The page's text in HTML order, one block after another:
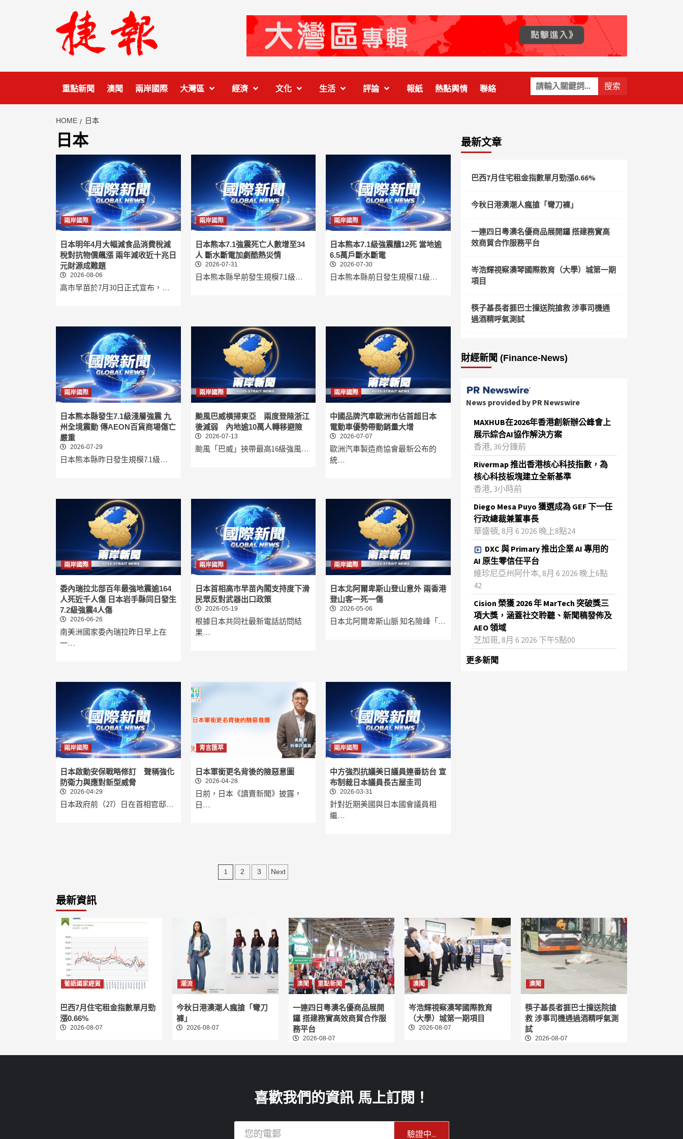
關
鍵
字:
重點新聞 澳聞 兩岸國際 大灣區 經濟 文化 生活 評論 報紙 熱點輿情 聯絡
HOME 日本
日本
兩岸國際
日本明年4月大幅減食品消費稅減
稅對抗物價飆漲 兩年減收近十兆日
元財源成難題
2026-08-06
高市早苗於7月30日正式宣布，…
兩岸國際
日本熊本7.1強震死亡人數增至34
人 斷水斷電加劇酷熱災情
2026-07-31
日本熊本縣早前發生規模7.1級…
兩岸國際
日本熊本7.1級強震釀12死 當地逾
6.5萬戶斷水斷電
2026-07-30
日本熊本縣前日發生規模7.1級…
兩岸國際
日本熊本縣發生7.1級淺層強震 九
州全境震動 傳AEON百貨商場傷亡
嚴重
2026-07-29
日本熊本縣昨日發生規模7.1級…
兩岸國際
颱風巴威橫掃東亞 兩度登陸浙江
後減弱 內地逾10萬人轉移避險
2026-07-13
颱風「巴威」挾帶最高16級強風…
兩岸國際
中國品牌汽車歐洲市佔首超日本
電動車優勢帶動銷量大增
2026-07-07
歐洲汽車製造商協會最新公布的
統…
兩岸國際
委內瑞拉北部百年最強地震逾164
人死近千人傷 日本岩手縣同日發生
7.2級強震4人傷
2026-06-26
南美洲國家委內瑞拉昨日早上在
一…
兩岸國際
日本首相高市早苗內閣支持度下滑
民眾反對武器出口政策
2026-05-19
根據日本共同社最新電話訪問結
果…
兩岸國際
日本北阿爾卑斯山登山意外 兩香港
登山客一死一傷
2026-05-06
日本北阿爾卑斯山脈 知名險峰「…
兩岸國際
日本啟動安保戰略修訂 聲稱強化
防衛力與應對新型威脅
2026-04-29
日本政府前（27）日在首相官邸…
青言匯萃
日本軍銜更名背後的險惡意圖
2026-04-28
日前，日本《讀賣新聞》披露，
日…
兩岸國際
中方強烈抗議美日議員連番訪台 宣
布制裁日本議員長古屋圭司
2026-03-31
針對近期美國與日本國會議員相
繼…
文
1 2 3 Next
最新文章
巴西7月住宅租金指數單月勁漲0.66%
今秋日港澳潮人瘋搶「彎刀褲」
一連四日粵澳名優商品展開鑼 搭建務實高
效商貿合作服務平台
岑浩輝視察澳琴國際教育（大學）城第一期
項目
筷子基長者捱巴士撞送院搶救 涉事司機通
過酒精呼氣測試
財經新聞 (Finance-News)
News provided by PR Newswire
MAXHUB在2026年香港創新辦公峰會上
展示綜合AI協作解決方案
香港, 36分鐘前
Rivermap 推出香港核心科技指數，為
核心科技板塊建立全新基準
香港, 3小時前
Diego Mesa Puyo 獲選成為 GEF 下一任
行政總裁兼董事長
華盛頓, 8月 6 2026 晚上8點24
DXC 與 Primary 推出企業 AI 專用的
AI 原生零信任平台
維珍尼亞州阿什本, 8月 6 2026 晚上6點
42
Cision 榮獲 2026 年 MarTech 突破獎三
項大獎，涵蓋社交聆聽、新聞稿發佈及
AEO 領域
芝加哥, 8月 6 2026 下午5點00
更多新聞
最新資訊
葡語國家經貿
巴西7月住宅租金指數單月勁
漲0.66%
2026-08-07
潮流
今秋日港澳潮人瘋搶「彎刀
褲」
2026-08-07
澳聞 重點新聞
一連四日粵澳名優商品展開
鑼 搭建務實高效商貿合作服
務平台
2026-08-07
澳聞
岑浩輝視察澳琴國際教育
（大學）城第一期項目
2026-08-07
澳聞
筷子基長者捱巴士撞送院搶
救 涉事司機通過酒精呼氣測
試
2026-08-07
喜歡我們的資訊 馬上訂閱！